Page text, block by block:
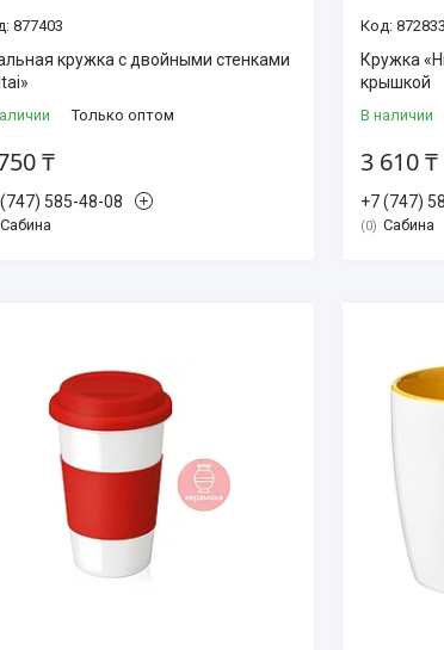
877403
кружка с двойными стенками
Только оптом
₸
585-48-08
Сабина
Кружка
крышкой
В наличии
3 610 ₸
+7 (747)
0 Сабина